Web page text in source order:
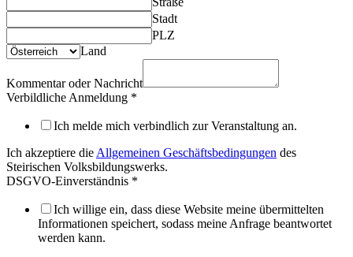
Stadt
PLZ
Land
Kommentar oder Nachricht
Verbildliche Anmeldung *
Ich melde mich verbindlich zur Veranstaltung an.
Ich akzeptiere die Allgemeinen Geschäftsbedingungen des
Steirischen Volksbildungswerks.
DSGVO-Einverständnis *
Ich willige ein, dass diese Website meine übermittelten
Informationen speichert, sodass meine Anfrage beantwortet
werden kann.